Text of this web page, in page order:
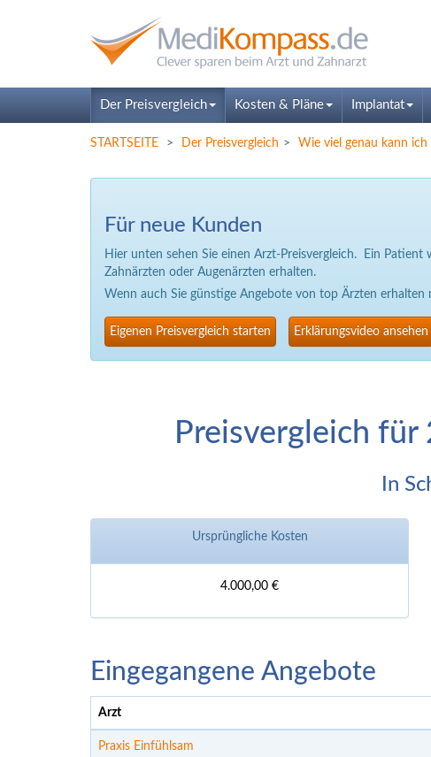
Der Preisvergleich Kosten & Pläne Implantat
STARTSEITE Der Preisvergleich Wie viel genau kann ich
Für neue Kunden
Hier unten sehen Sie einen Arzt-Preisvergleich. Ein
Zahnärzten oder Augenärzten erhalten.
Wenn auch Sie günstige Angebote von top Ärzten
Eigenen Preisvergleich starten Erklärungsvideo ansehen
Preisvergleich
In
Ursprüngliche Kosten
4.000,00 €
Eingegangene Angebote
Arzt
Praxis Einfühlsam